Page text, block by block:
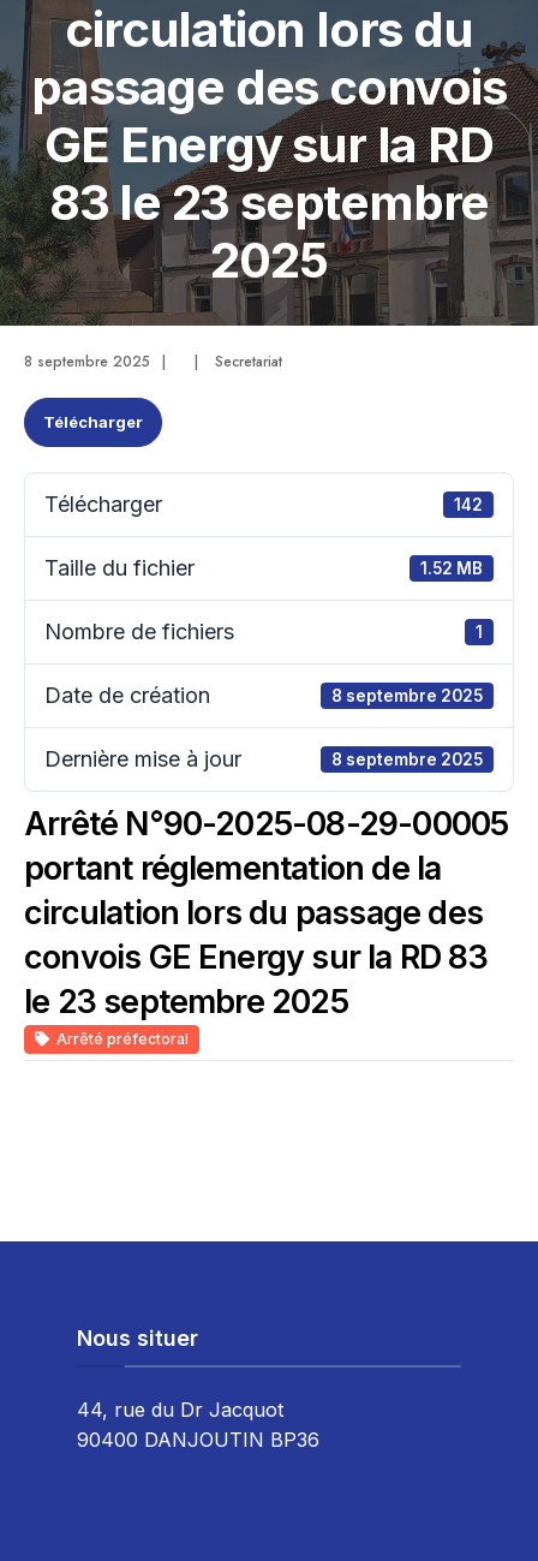
circulation lors du
passage des convois
GE Energy sur la RD
83 le 23 septembre
2025
8 septembre 2025 | | Secretariat
Télécharger
Télécharger 142
Taille du fichier 1.52 MB
Nombre de fichiers 1
Date de création 8 septembre 2025
Dernière mise à jour 8 septembre 2025
Arrêté N°90-2025-08-29-00005
portant réglementation de la
circulation lors du passage des
convois GE Energy sur la RD 83
le 23 septembre 2025
Arrêté préfectoral
Nous situer
44, rue du Dr Jacquot
90400 DANJOUTIN BP36